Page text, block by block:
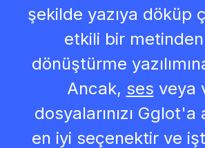
şekilde yazıya döküp
etkili bir
dönüştürme
Ancak, ses veya
dosyalarınızı
en iyi seçenektir ve